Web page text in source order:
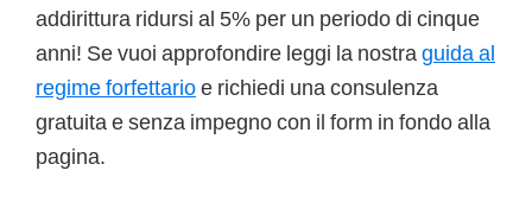
addirittura ridursi al 5% per un periodo di cinque
anni! Se vuoi approfondire leggi la nostra guida al
regime forfettarioe richiedi una consulenza
gratuita e senza impegno con il form in fondo alla
pagina.